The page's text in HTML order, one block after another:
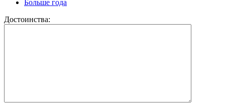
Больше года
Достоинства: